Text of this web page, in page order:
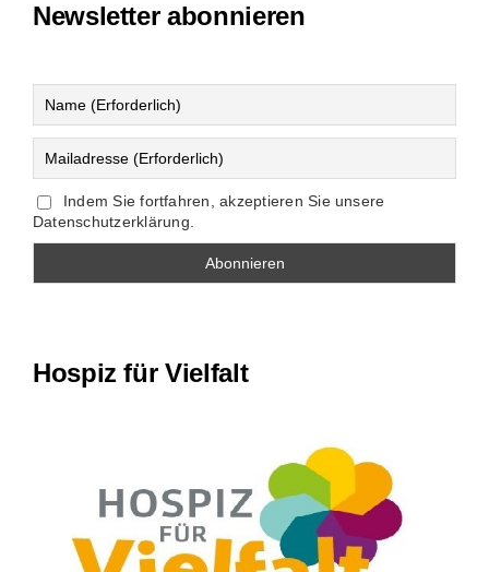
Newsletter abonnieren
Indem Sie fortfahren, akzeptieren Sie unsere
Datenschutzerklärung.
Hospiz für Vielfalt